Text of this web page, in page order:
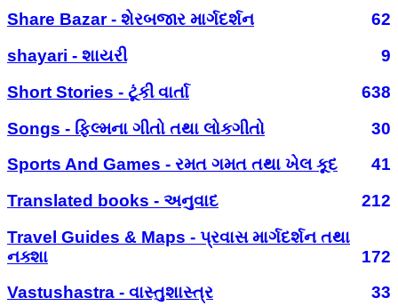
Share Bazar - શેરબજાર માર્ગદર્શન
62
shayari - શાયરી
9
Short Stories - ટૂંકી વાર્તા
638
Songs - ફિલ્મના ગીતો તથા લોકગીતો
30
Sports And Games - રમત ગમત તથા ખેલ કૂદ
41
Translated books - અનુવાદ
212
Travel Guides & Maps - પ્રવાસ માર્ગદર્શન તથા
નક્શા
172
Vastushastra - વાસ્તુશાસ્ત્ર
33